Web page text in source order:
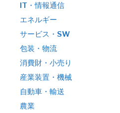
IT・情報通信
エネルギー
サービス・SW
包装・物流
消費財・小売り
産業装置・機械
自動車・輸送
農業